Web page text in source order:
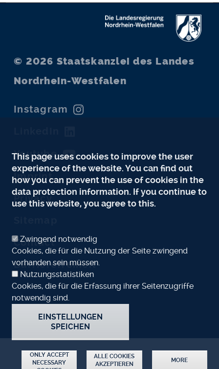
© 2026 Staatskanzlei des Landes
Nordrhein-Westfalen
Instagram
Youtube
Imprint
Privacy
Contact
Barrierefreiheit
This page uses cookies to improve the user
experience of the website. You can find out
how you can prevent the use of cookies in the
data protection information. If you continue to
use this website, you agree to this.
Zwingend notwendig
Cookies, die für die Nutzung der Seite zwingend
vorhanden sein müssen.
Nutzungsstatistiken
Cookies, die für die Erfassung ihrer Seitenzugriffe
notwendig sind.
EINSTELLUNGEN
SPEICHEN
ONLY ACCEPT
NECESSARY
ALLE COOKIES
AKZEPTIEREN
MORE
ZUSTIMMUNG ZURÜCKZIEHEN